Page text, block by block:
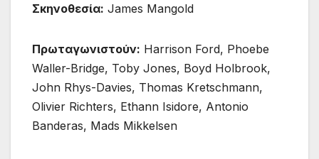
Σκηνοθεσία: James Mangold
Πρωταγωνιστούν: Harrison Ford, Phoebe
Waller-Bridge, Toby Jones, Boyd Holbrook,
John Rhys-Davies, Thomas Kretschmann,
Olivier Richters, Ethann Isidore, Antonio
Banderas, Mads Mikkelsen